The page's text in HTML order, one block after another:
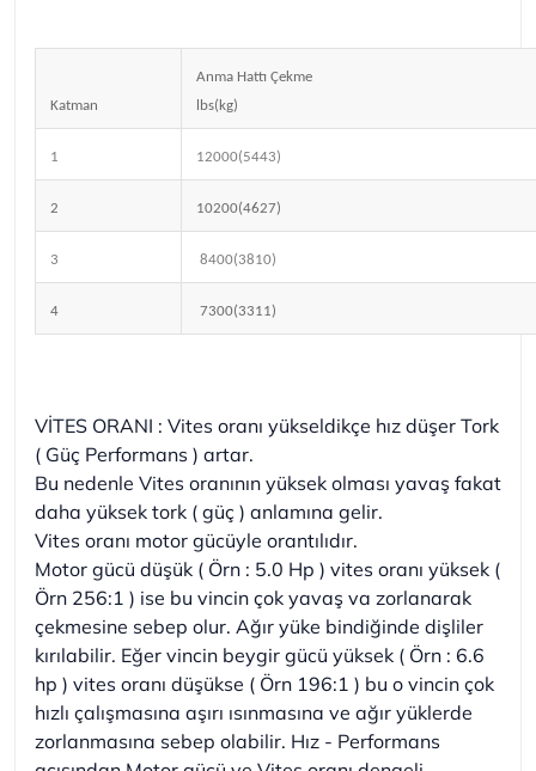
Katman
Anma Hattı Çekme
lbs(kg)
1 12000(5443)
2 10200(4627)
3 8400(3810)
4 7300(3311)
VİTES ORANI : Vites oranı yükseldikçe hız düşer Tork
( Güç Performans ) artar.
Bu nedenle Vites oranının yüksek olması yavaş fakat
daha yüksek tork ( güç ) anlamına gelir.
Vites oranı motor gücüyle orantılıdır.
Motor gücü düşük ( Örn : 5.0 Hp ) vites oranı yüksek (
Örn 256:1 ) ise bu vincin çok yavaş va zorlanarak
çekmesine sebep olur. Ağır yüke bindiğinde dişliler
kırılabilir. Eğer vincin beygir gücü yüksek ( Örn : 6.6
hp ) vites oranı düşükse ( Örn 196:1 ) bu o vincin çok
hızlı çalışmasına aşırı ısınmasına ve ağır yüklerde
zorlanmasına sebep olabilir. Hız - Performans